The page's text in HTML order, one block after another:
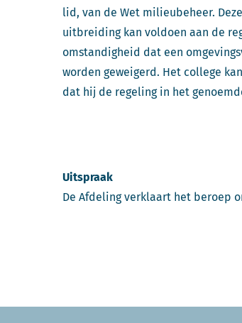
lid, van de Wet milieubeheer.
uitbreiding kan voldoen aan de
omstandigheid dat een
worden geweigerd. Het college
dat hij de regeling in het
Uitspraak
De Afdeling verklaart het beroep